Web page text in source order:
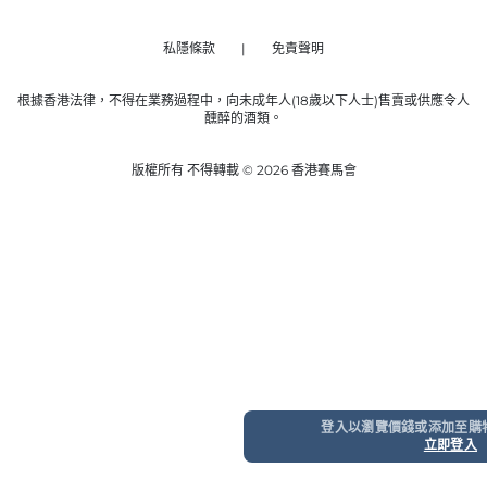
私隱條款 免責聲明
根據香港法律，不得在業務過程中，向未成年人(18歲以下人士)售賣或供應令人
醺醉的酒類。
版權所有 不得轉載 © 2026 香港賽馬會
登入以瀏覽價錢或添加至購
立即登入